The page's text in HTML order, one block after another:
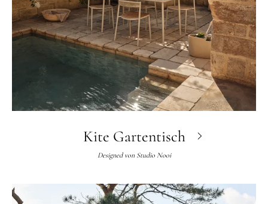
Kite Gartentisch
Designed von Studio Nooi